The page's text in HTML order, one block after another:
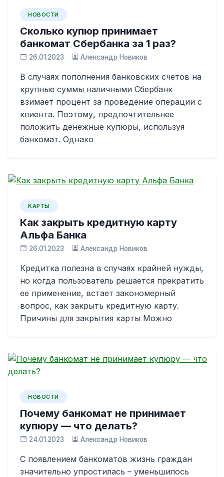
НОВОСТИ
Сколько купюр принимает
банкомат Сбербанка за 1 раз?
26.01.2023 Александр Новиков
В случаях пополнения банковских счетов на
крупные суммы наличными Сбербанк
взимает процент за проведение операции с
клиента. Поэтому, предпочтительнее
положить денежные купюры, используя
банкомат. Однако
КАРТЫ
Как закрыть кредитную карту
Альфа Банка
26.01.2023 Александр Новиков
Кредитка полезна в случаях крайней нужды,
но когда пользователь решается прекратить
ее применение, встает закономерный
вопрос, как закрыть кредитную карту.
Причины для закрытия карты Можно
НОВОСТИ
Почему банкомат не принимает
купюру — что делать?
24.01.2023 Александр Новиков
С появлением банкоматов жизнь граждан
значительно упростилась – уменьшилось